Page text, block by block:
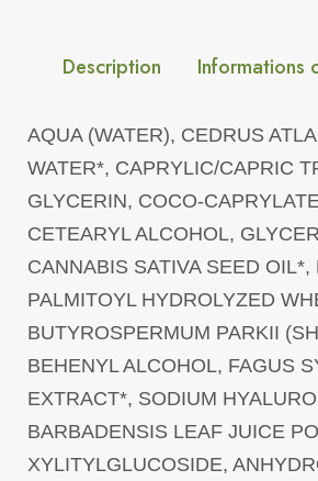
Description Informations
AQUA (WATER), CEDRUS
WATER*, CAPRYLIC/CAPRIC
GLYCERIN, COCO-
CETEARYL ALCOHOL,
CANNABIS SATIVA SEED OIL*,
PALMITOYL HYDROLYZED
BUTYROSPERMUM PARKII
BEHENYL ALCOHOL, FAGUS
EXTRACT*, SODIUM
BARBADENSIS LEAF JUICE
XYLITYLGLUCOSIDE,